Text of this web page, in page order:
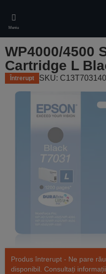
main
content
Meniu
WP4000/4500
Cartridge L
Întrerupt SKU:
Produs întrerupt - Ne pare
disponibil. Consultați